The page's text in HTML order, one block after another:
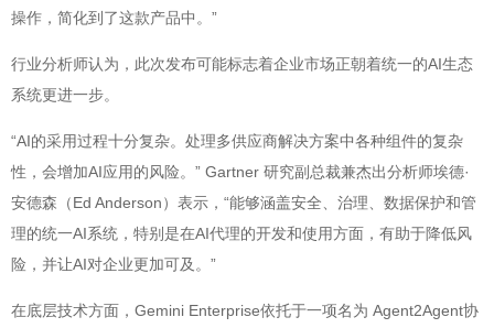
操作，简化到了这款产品中。”
行业分析师认为，此次发布可能标志着企业市场正朝着统一的AI生态
系统更进一步。
“AI的采用过程十分复杂。处理多供应商解决方案中各种组件的复杂
性，会增加AI应用的风险。” Gartner 研究副总裁兼杰出分析师埃德·
安德森（Ed Anderson）表示，“能够涵盖安全、治理、数据保护和管
理的统一AI系统，特别是在AI代理的开发和使用方面，有助于降低风
险，并让AI对企业更加可及。”
在底层技术方面，Gemini Enterprise依托于一项名为 Agent2Agent协